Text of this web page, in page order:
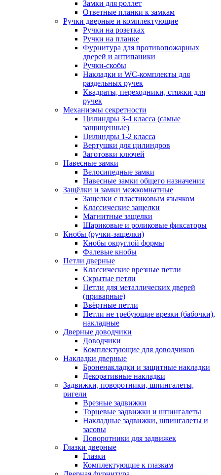
Замки для роллет
Ответные планки к замкам
Ручки дверные и комплектующие
Ручки на розетках
Ручки на планке
Фурнитура для противопожарных
дверей и антипаники
Ручки-скобы
Накладки и WC-комплекты для
раздельных ручек
Квадраты, переходники, стяжки для
ручек
Механизмы секретности
Цилиндры 3-4 класса (самые
защищенные)
Цилиндры 1-2 класса
Вертушки для цилиндров
Заготовки ключей
Навесные замки
Велосипедные замки
Навесные замки общего назначения
Защёлки и замки межкомнатные
Защелки с пластиковым язычком
Классические защелки
Магнитные защелки
Шариковые и роликовые фиксаторы
Кнобы (ручки-защелки)
Кнобы округлой формы
Фалевые кнобы
Петли дверные
Классические врезные петли
Скрытые петли
Петли для металлических дверей
(приварные)
Ввёртные петли
Петли не требующие врезки (бабочки),
накладные
Дверные доводчики
Доводчики
Комплектующие для доводчиков
Накладки дверные
Броненакладки и защитные накладки
Декоративные накладки
Задвижки, поворотники, шпингалеты,
ригели
Врезные задвижки
Торцевые задвижки и шпингалеты
Накладные задвижки, шпингалеты и
засовы
Поворотники для задвижек
Глазки дверные
Глазки
Комплектующие к глазкам